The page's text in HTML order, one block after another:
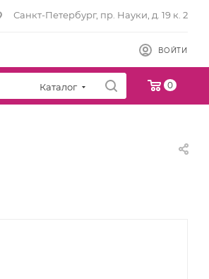
Санкт-Петербург, пр. Науки, д. 19 к. 2
ВОЙТИ
Каталог 0